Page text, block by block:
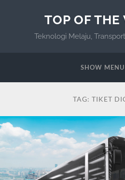
TOP OF THE
Teknologi Melaju,
SHOW MENU
TAG: TIKET